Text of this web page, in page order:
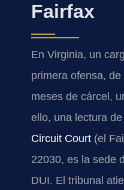
Fairfax
En Virginia, un
primera ofensa,
meses de cárcel,
ello, una lectura
Circuit Court (el
22030, es la sede
DUI. El tribunal